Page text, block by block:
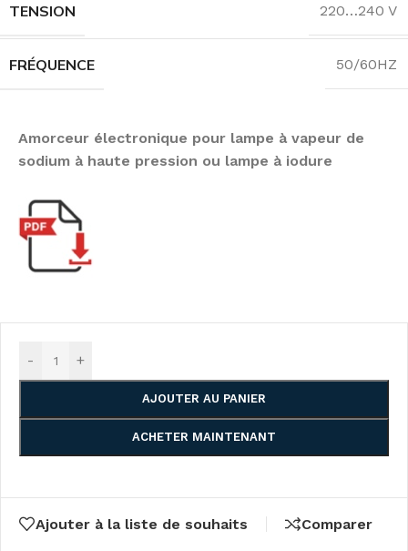
TENSION 220…240 V
FRÉQUENCE 50/60HZ
Amorceur électronique pour lampe à vapeur de
sodium à haute pression ou lampe à iodure
- +
AJOUTER AU PANIER
ACHETER MAINTENANT
Ajouter à la liste de souhaits Comparer